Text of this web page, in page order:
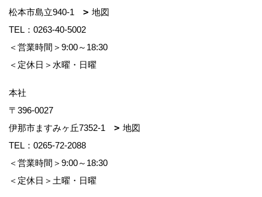
松本市島立940-1
地図
TEL： 0263-40-5002
＜営業時間＞9:00～18:30
＜定休日＞水曜・日曜
本社
〒396-0027
伊那市ますみヶ丘7352-1
地図
TEL： 0265-72-2088
＜営業時間＞9:00～18:30
＜定休日＞土曜・日曜